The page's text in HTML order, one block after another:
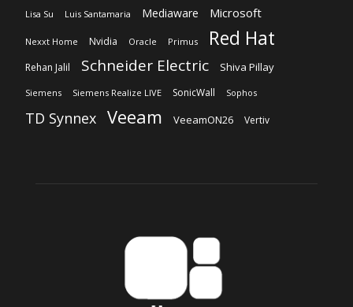
Lisa Su Luis Santamaria Mediaware Microsoft
Nexxt Home Nvidia Oracle Primus Red Hat
Rehan Jalil Schneider Electric Shiva Pillay
Siemens Siemens Realize LIVE SonicWall Sophos
TD Synnex Veeam VeeamON26 Vertiv